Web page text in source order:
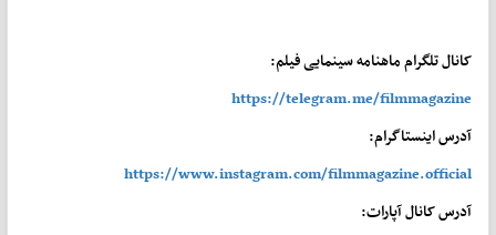
کانال تلگرام ماهنامه سینمایی فیلم:
https://telegram.me/filmmagazine
آدرس اینستاگرام:
https://www.instagram.com/filmmagazine.official
آدرس کانال آپارات: